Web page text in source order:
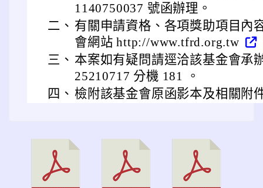
1140750037 號函辦理。
二、 有關申請資格、各項獎助項目內
會網站 http://www.tfrd.org.tw
三、 本案如有疑問請逕洽該基金會承
25210717 分機 181 。
四、 檢附該基金會原函影本及相關附